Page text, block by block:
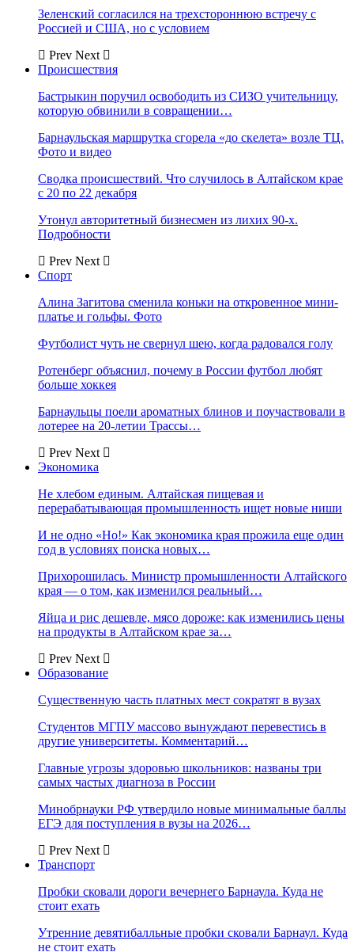
Зеленский согласился на трехстороннюю встречу с
Россией и США, но с условием
Prev Next
Происшествия
Бастрыкин поручил освободить из СИЗО учительницу,
которую обвинили в совращении…
Барнаульская маршрутка сгорела «до скелета» возле ТЦ.
Фото и видео
Сводка происшествий. Что случилось в Алтайском крае
с 20 по 22 декабря
Утонул авторитетный бизнесмен из лихих 90-х.
Подробности
Prev Next
Спорт
Алина Загитова сменила коньки на откровенное мини-
платье и гольфы. Фото
Футболист чуть не свернул шею, когда радовался голу
Ротенберг объяснил, почему в России футбол любят
больше хоккея
Барнаульцы поели ароматных блинов и поучаствовали в
лотерее на 20-летии Трассы…
Prev Next
Экономика
Не хлебом единым. Алтайская пищевая и
перерабатывающая промышленность ищет новые ниши
И не одно «Но!» Как экономика края прожила еще один
год в условиях поиска новых…
Прихорошилась. Министр промышленности Алтайского
края — о том, как изменился реальный…
Яйца и рис дешевле, мясо дороже: как изменились цены
на продукты в Алтайском крае за…
Prev Next
Образование
Существенную часть платных мест сократят в вузах
Студентов МГПУ массово вынуждают перевестись в
другие университеты. Комментарий…
Главные угрозы здоровью школьников: названы три
самых частых диагноза в России
Минобрнауки РФ утвердило новые минимальные баллы
ЕГЭ для поступления в вузы на 2026…
Prev Next
Транспорт
Пробки сковали дороги вечернего Барнаула. Куда не
стоит ехать
Утренние девятибалльные пробки сковали Барнаул. Куда
не стоит ехать